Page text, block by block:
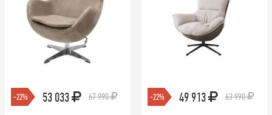
-22% 53 033 67 990 -22% 49 913 63 990